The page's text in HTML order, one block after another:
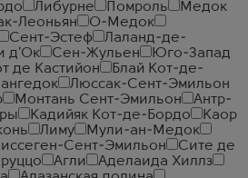
Либурне Помроль
Медок
Леоньян
О-Медок
Сент-Эстеф
Лаланд-де-
д'Ок Сен-Жульен
Юго-Запад
де Кастийон
Блай Кот-де-
Люссак-Сент-Эмильон
Монтань Сент-Эмильон
Антр-
Кадийяк Кот-де-Бордо
Каор
Лиму
Мули-ан-Медок
Сент-Эмильон
Сите де
Агли
Аделаида Хиллз